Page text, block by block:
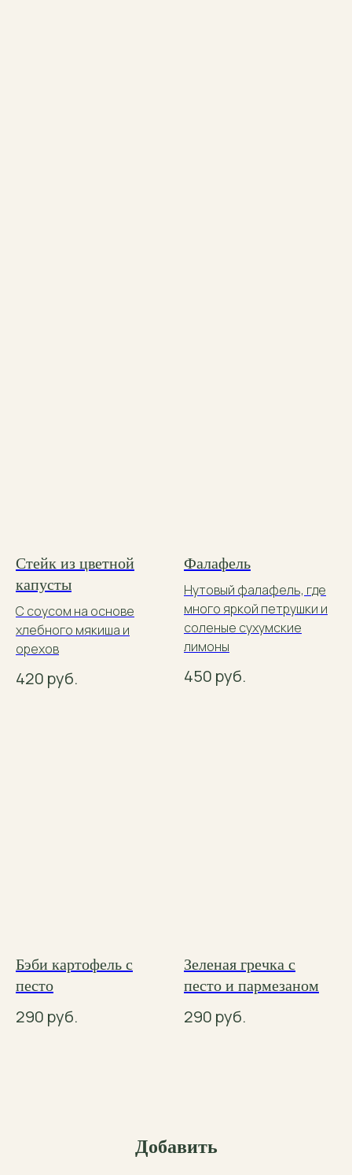
Стейк из цветной
капусты
С соусом на основе
хлебного мякиша и
орехов
420 руб.
Фалафель
Нутовый фалафель, где
много яркой петрушки и
соленые сухумские
лимоны
450 руб.
Бэби картофель с
песто
290 руб.
Зеленая гречка с
песто и пармезаном
290 руб.
Добавить